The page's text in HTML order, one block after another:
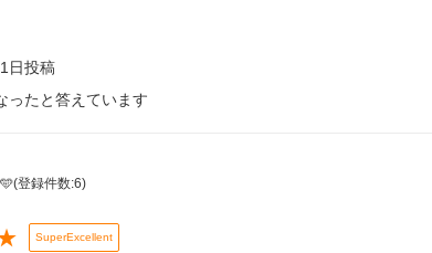
日投稿
ったと答えています
(登録件数:6)
SuperExcellent